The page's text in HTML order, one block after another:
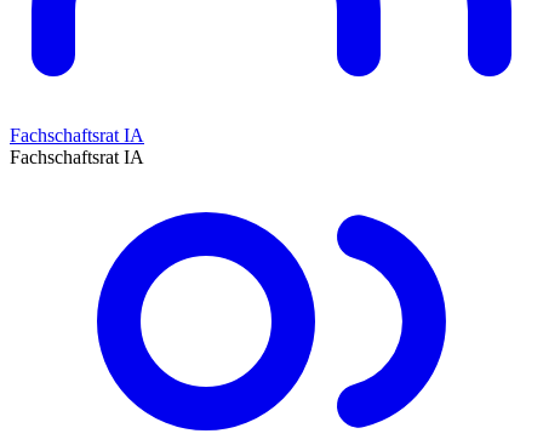
Fachschaftsrat IA
Fachschaftsrat IA